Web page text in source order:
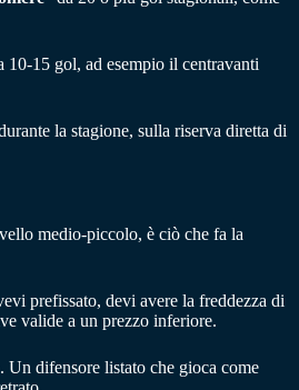
10-15 gol, ad esempio il centravanti
la stagione, sulla riserva diretta di
medio-piccolo, è ciò che fa la
prefissato, devi avere la freddezza di
valide a un prezzo inferiore.
difensore listato che gioca come